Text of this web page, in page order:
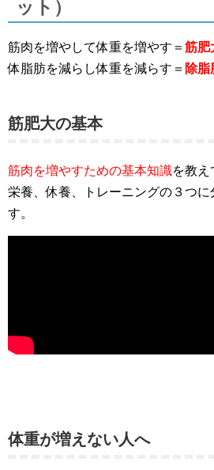
ット）
筋肉を増やして体重を増やす＝筋肥
体脂肪を減らし体重を減らす＝除脂
筋肥大の基本
筋肉を増やすための基本知識を教え
栄養、休養、トレーニングの３つ
す。
体重が増えない人へ